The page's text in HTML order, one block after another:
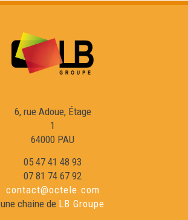
6, rue Adoue, Étage
1
64000 PAU
05 47 41 48 93
07 81 74 67 92
contact@octele.com
une chaine de LB Groupe